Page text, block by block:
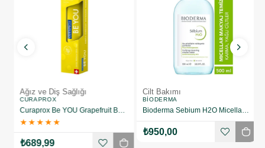
Ağız ve Diş Sağlığı
CURAPROX
Curaprox Be YOU Grapefruit Begamot 60 ml ( Yellow) Greyfurt - Bergamot Diş Macunu
★★★★★
₺689,99
Cilt Bakımı
BIODERMA
Bioderma Sebium H2O Micellar 500 ml Yüz Temizleme Suyu
₺950,00